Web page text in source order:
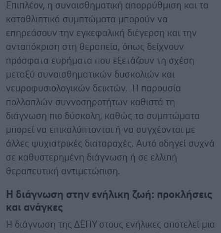
Επιπλέον, η συναισθηματική απορρύθμιση και τα
καταθλιπτικά συμπτώματα μπορούν να
επηρεάσουν την εγκεφαλική διέγερση και την
ανταπόκριση στη θεραπεία, όπως δείχνουν
πρόσφατα ευρήματα που εξετάζουν τη σχέση
μεταξύ συναισθηματικών δυσκολιών και
νευροφυσιολογικών δεικτών. Η παρουσία
πολλαπλών συννοσηροτήτων καθιστά τη
διάγνωση πιο δύσκολη, καθώς τα συμπτώματα
μπορεί να επικαλύπτονται ή να συγχέονται με
άλλες ψυχιατρικές διαταραχές. Αυτό οδηγεί συχνά
σε καθυστερημένη διάγνωση ή σε ελλιπή
θεραπευτική αντιμετώπιση.
Η διάγνωση στην ενήλικη ζωή: προκλήσεις
και ανάγκες
Η διάγνωση της ΔΕΠΥ στους ενήλικες αποτελεί μια